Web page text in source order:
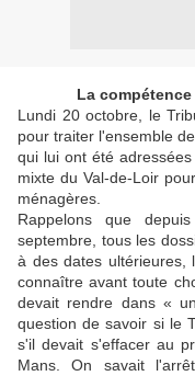
La
Lundi 20 octobre, le
pour traiter l'ensemble
qui lui ont été
mixte du Val-de-Loir
ménagères.
Rappelons que
septembre, tous les
à des dates ultérieures,
connaître avant toute
devait rendre dans «
question de savoir si le
s'il devait s'effacer au
Mans. On savait